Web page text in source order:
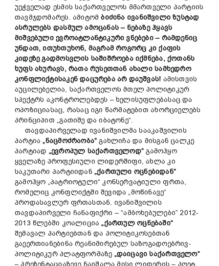
უეჭველად ესმის საქართველოს მმართველი პარტიის
თავმჯდომარეს. ამიტომბიძინა ივანიშვილი ზუსტად
ასრულებს დასმულ ამოცანას – ნებაზე ჰყავს
მიშვებული ევროატლანტიკური ვნებები – რამდენიც
უნდათ, ითუხთუხონ, მაგრამ როგორც კი ქაფის
კიდეზე გადმოსვლის საშიშროება იქმნება, ქოთანს
ხუფს ახურავს, რათა რუსეთთან ახალი სამხედრო
კონფლიქტისაკენ დაცურება არ დაუშვას! ამისთვის
აუცილებელია, საქართველოს მთელ პოლიტიკურ
სპექტრს აკონტროლებდეს – ხელისუფლებასაც და
ოპოზიციასაც, რასაც იგი წარმატებით ახორციელებს
პრინციპით „გათიშე და იბატონე“.
თავდაპირველად ივანიშვილმა სააკაშვილის
პარტია„ნაცმოძრაობა“ გახლიჩა და მისგან ცალკე
პარტიად „ევროპულ საქართველოდ“ გამოჰყო
ყველაზე პროფესიული ლიდერშიფი, ახლა კი
საკუთარი პარტიიდან „ქართული ოცნებიდან“
გამოჰყო „პატრიოტული“ კონსერვატიული ფრთა,
რომელიც კონფლიქტში შევიდა „მოწინავე“
პროდასავლურ ფრთასთან. ივანიშვილის
თავდაპირველი ჩანაფიქრი – “ამბოხებულები” 2012-
2013 წლებში კოალიცია„ქართულ ოცნებაში“
შემავალ პარტიებთან და პოლიტიკოსებთან
გაეერთიანებინა რეანიმირებულ საზოგადოებრივ-
პოლიტიკურ პლატფორმაზე „დაიცავი საქართველო“